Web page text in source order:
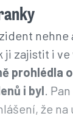
nehne
ji zajistit i
prohlédla
i byl.
že na